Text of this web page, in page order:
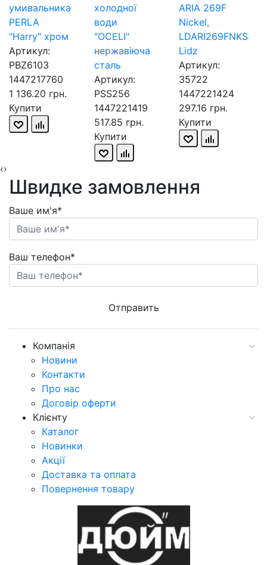
умивальника
PERLA
"Harry" хром
Артикул:
PBZ6103
1447217760
1 136.20 грн.
Купити
холодної
води
"OCELI"
нержавіюча
сталь
Артикул:
PSS256
1447221419
517.85 грн.
Купити
ARIA 269F
Nickel,
Lidz
Артикул:
35722
1447221424
297.16 грн.
Купити
‹›
Швидке замовлення
Ваше им'я*
Ваш телефон*
Компанія
Новини
Контакти
Про нас
Договір оферти
Клієнту
Каталог
Новинки
Акції
Доставка та оплата
Повернення товару